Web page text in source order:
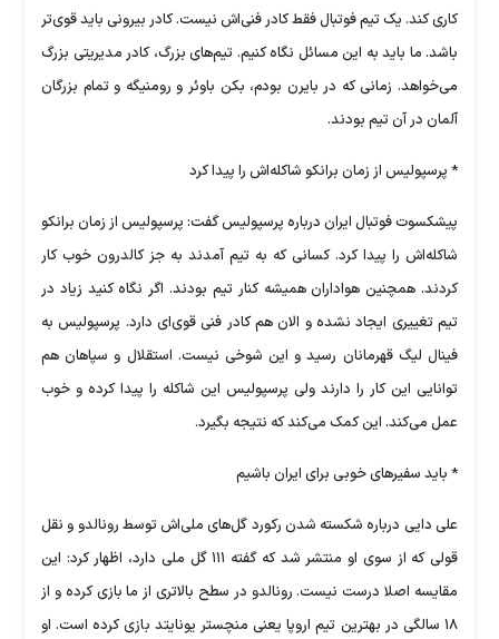
کاری کند. یک تیم فوتبال فقط کادر فنی‌اش نیست. کادر بیرونی باید قوی‌تر
باشد. ما باید به این مسائل نگاه کنیم. تیم‌های بزرگ، کادر مدیریتی بزرگ
می‌خواهد. زمانی که در بایرن بودم، بکن باوئر و رومنیگه و تمام بزرگان
آلمان در آن تیم بودند.
* پرسپولیس از زمان برانکو شاکله‌اش را پیدا کرد
پیشکسوت فوتبال ایران درباره پرسپولیس گفت: پرسپولیس از زمان برانکو
شاکله‌اش را پیدا کرد. کسانی که به تیم آمدند به جز کالدرون خوب کار
کردند. همچنین هواداران همیشه کنار تیم بودند. اگر نگاه کنید زیاد در
تیم تغییری ایجاد نشده و الان هم کادر فنی قوی‌ای دارد. پرسپولیس به
فینال لیگ قهرمانان رسید و این شوخی نیست. استقلال و سپاهان هم
توانایی این کار را دارند ولی پرسپولیس این شاکله را پیدا کرده و خوب
عمل می‌کند. این کمک می‌کند که نتیجه بگیرد.
* باید سفیرهای خوبی برای ایران باشیم
علی دایی درباره شکسته شدن رکورد گل‌های ملی‌اش توسط رونالدو و نقل
قولی که از سوی او منتشر شد که گفته ۱۱۱ گل ملی دارد، اظهار کرد: این
مقایسه اصلا درست نیست. رونالدو در سطح بالاتری از ما بازی کرده و از
۱۸ سالگی در بهترین تیم اروپا یعنی منچستر یونایتد بازی کرده است. او